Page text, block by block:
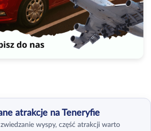
atrakcje na Teneryfie
wyspy, część atrakcji warto